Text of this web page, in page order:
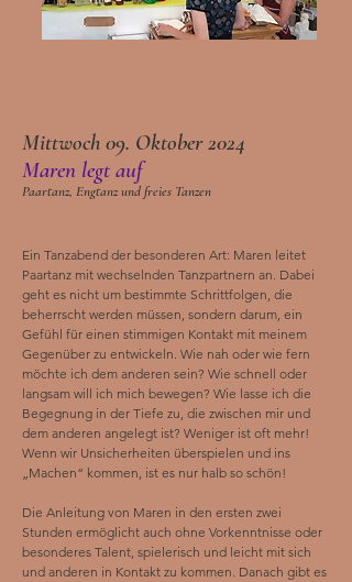
Mittwoch 09. Oktober 2024
Maren legt auf
Paartanz, Engtanz und freies Tanzen
Ein Tanzabend der besonderen Art: Maren leitet
Paartanz mit wechselnden Tanzpartnern an. Dabei
geht es nicht um bestimmte Schrittfolgen, die
beherrscht werden müssen, sondern darum, ein
Gefühl für einen stimmigen Kontakt mit meinem
Gegenüber zu entwickeln. Wie nah oder wie fern
möchte ich dem anderen sein? Wie schnell oder
langsam will ich mich bewegen? Wie lasse ich die
Begegnung in der Tiefe zu, die zwischen mir und
dem anderen angelegt ist? Weniger ist oft mehr!
Wenn wir Unsicherheiten überspielen und ins
„Machen“ kommen, ist es nur halb so schön!
Die Anleitung von Maren in den ersten zwei
Stunden ermöglicht auch ohne Vorkenntnisse oder
besonderes Talent, spielerisch und leicht mit sich
und anderen in Kontakt zu kommen. Danach gibt es